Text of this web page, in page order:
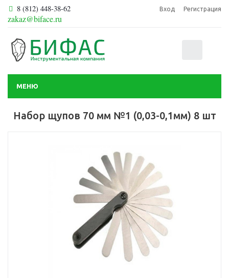
8 (812) 448-38-62
zakaz@biface.ru
Вход Регистрация
МЕНЮ
Набор щупов 70 мм №1 (0,03-0,1мм) 8 шт